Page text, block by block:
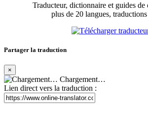
Traducteur, dictionnaire et guides de
plus de 20 langues,
Partager la traduction
×
Chargement…
Lien direct vers la traduction :